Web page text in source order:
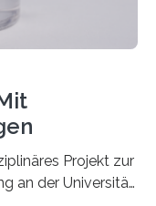
Projekt zur
an der Universität